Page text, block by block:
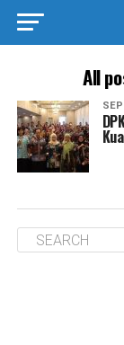
All